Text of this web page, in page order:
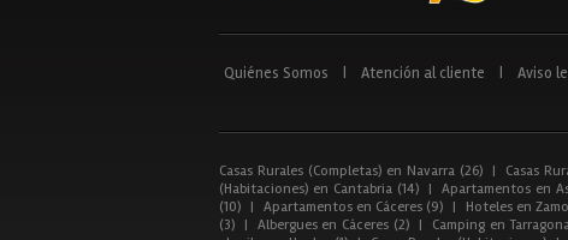
Quiénes Somos Atención al cliente Aviso
Casas Rurales (Completas) en Navarra (26) | Casas
(Habitaciones) en Cantabria (14)
| Apartamentos en
(10)
| Apartamentos en Cáceres (9) | Hoteles en
(3)
| Albergues en Cáceres (2) | Camping en